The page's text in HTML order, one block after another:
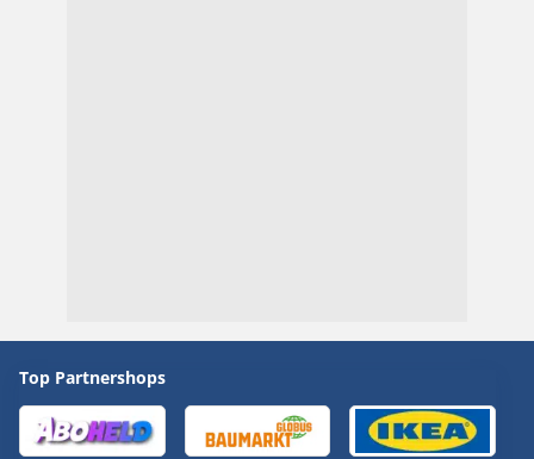
Top Partnershops